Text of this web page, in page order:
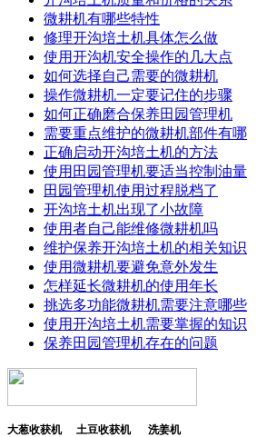
微耕机有哪些特性
修理开沟培土机具体怎么做
使用开沟机安全操作的几大点
如何选择自己需要的微耕机
操作微耕机一定要记住的步骤
如何正确磨合保养田园管理机
需要重点维护的微耕机部件有哪
正确启动开沟培土机的方法
使用田园管理机要适当控制油量
田园管理机使用过程脱档了
开沟培土机出现了小故障
使用者自己能维修微耕机吗
维护保养开沟培土机的相关知识
使用微耕机要避免意外发生
怎样延长微耕机的使用年长
挑选多功能微耕机需要注意哪些
使用开沟培土机需要掌握的知识
保养田园管理机存在的问题
大葱收获机 土豆收获机 洗姜机